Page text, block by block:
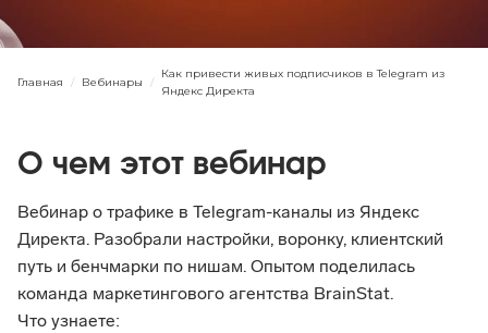
Главная / Вебинары /
Как привести живых подписчиков в Telegram из
Яндекс Директа
О чем этот вебинар
Вебинар о трафике в Telegram-каналы из Яндекс
Директа. Разобрали настройки, воронку, клиентский
путь и бенчмарки по нишам. Опытом поделилась
команда маркетингового агентства BrainStat.
Что узнаете: